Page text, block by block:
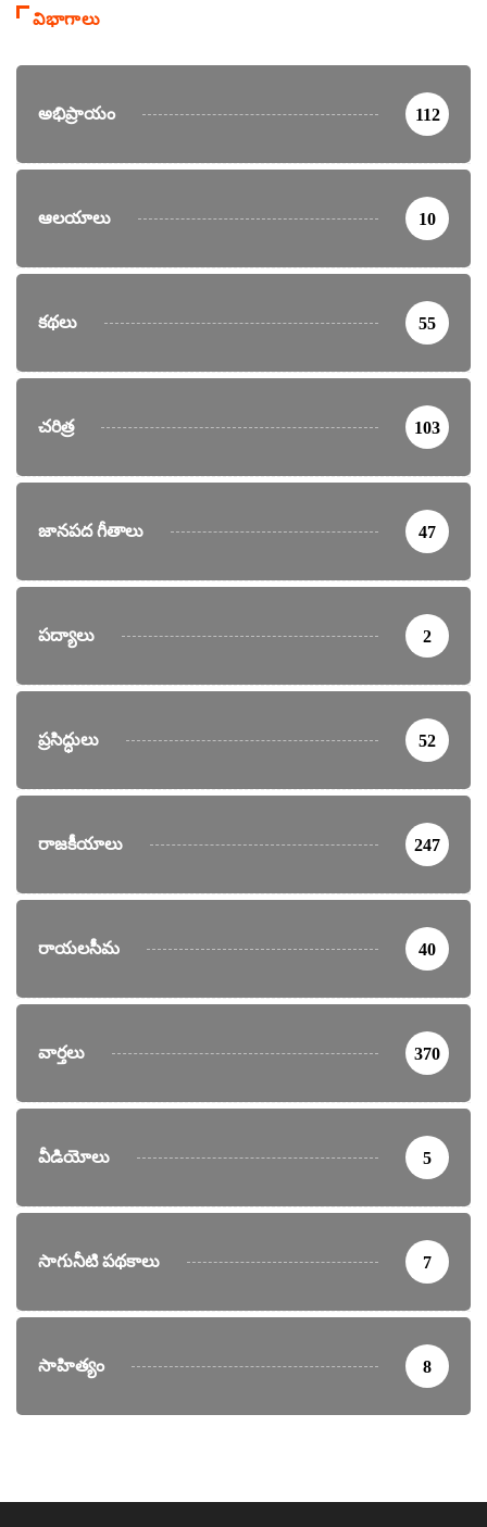
విభాగాలు
అభిప్రాయం 112
ఆలయాలు 10
కథలు 55
చరిత్ర 103
జానపద గీతాలు 47
పద్యాలు 2
ప్రసిద్ధులు 52
రాజకీయాలు 247
రాయలసీమ 40
వార్తలు 370
వీడియోలు 5
సాగునీటి పథకాలు 7
సాహిత్యం 8